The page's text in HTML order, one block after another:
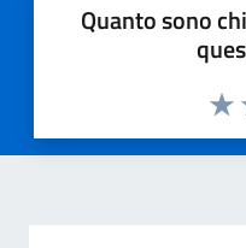
Quanto sono